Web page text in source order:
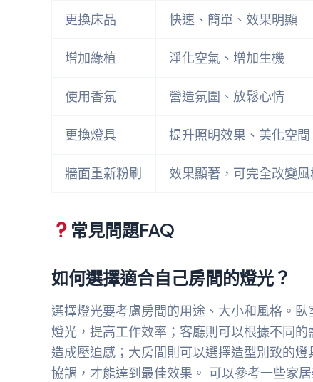
更換床品 快速、簡單、效果明顯
增加綠植 淨化空氣、增加生機
使用香氛 營造氛圍、放鬆心情
更換燈具 提升照明效果、美化空間
牆面重新粉刷 效果顯著，可完全改變風
常見問題FAQ
如何選擇適合自己房間的燈光？
選擇燈光要考慮房間的用途、大小和風格。
燈光，提高工作效率；客廳則可以根據不同
造成壓迫感；大房間則可以選擇造型別致的
協調，才能達到最佳效果。 可以參考一些家